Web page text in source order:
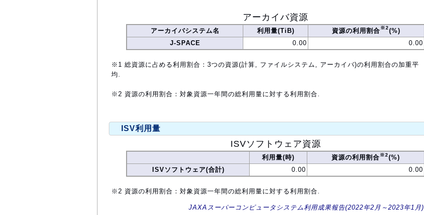
アーカイバ資源
アーカイバシステム名 利用量(TiB) 資源の利用割合※2(%)
J-SPACE
0.00 0.00
※1 総資源に占める利用割合：3つの資源(計算, ファイルシステム, アーカイバ)の利用割合の加重平
均.
※2 資源の利用割合：対象資源一年間の総利用量に対する利用割合.
ISV利用量
ISVソフトウェア資源
利用量(時) 資源の利用割合※2(%)
ISVソフトウェア(合計)
0.00 0.00
※2 資源の利用割合：対象資源一年間の総利用量に対する利用割合.
JAXAスーパーコンピュータシステム利用成果報告(2022年2月～2023年1月)